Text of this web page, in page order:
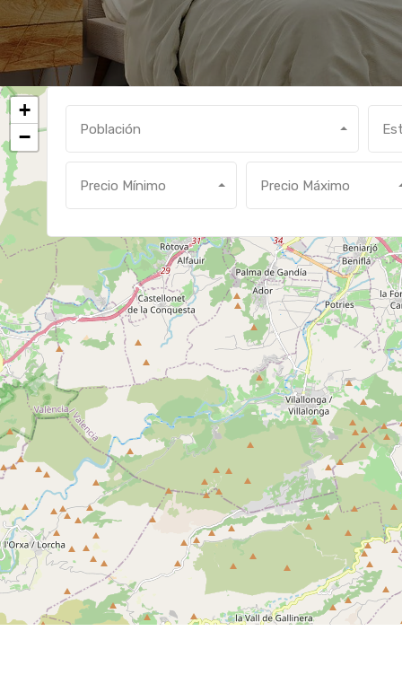
Población
Precio Mínimo Precio Máximo
+
−